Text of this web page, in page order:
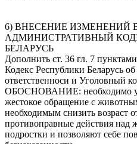
6) ВНЕСЕНИЕ ИЗМЕНЕНИЙ
АДМИНИСТРАТИВНЫЙ
БЕЛАРУСЬ
Дополнить ст. 36 гл. 7
Кодекс Республики Беларусь
ответственноси и Уголовный
ОБОСНОВАНИЕ: необходимо
жестокое обращение с
необходимым снизить возраст
противоправные действия
подростки и позволяют себе